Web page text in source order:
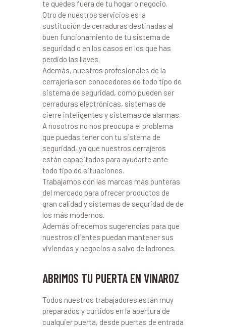
te quedes fuera de tu hogar o negocio.
Otro de nuestros servicios es la
sustitución de cerraduras destinadas al
buen funcionamiento de tu sistema de
seguridad o en los casos en los que has
perdido las llaves.
Además, nuestros profesionales de la
cerrajería son conocedores de todo tipo de
sistema de seguridad, como pueden ser
cerraduras electrónicas, sistemas de
cierre inteligentes y sistemas de alarmas.
A nosotros no nos preocupa el problema
que puedas tener con tu sistema de
seguridad, ya que nuestros cerrajeros
están capacitados para ayudarte ante
todo tipo de situaciones.
Trabajamos con las marcas más punteras
del mercado para ofrecer productos de
gran calidad y sistemas de seguridad de de
los más modernos.
Además ofrecemos sugerencias para que
nuestros clientes puedan mantener sus
viviendas y negocios a salvo de ladrones.
ABRIMOS TU PUERTA EN VINAROZ
Todos nuestros trabajadores están muy
preparados y curtidos en la apertura de
cualquier puerta, desde puertas de entrada